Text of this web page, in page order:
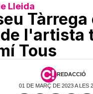
Lleida
Tàrrega
l'artista
Tous
REDACCIÓ
01 DE MARÇ DE 2023 A LES